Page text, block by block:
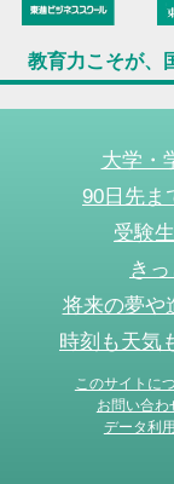
教育力こそが、
大学・
90日先ま
受験
き
将来の夢や
時刻も天気
このサイトに
お問い合わ
データ利用